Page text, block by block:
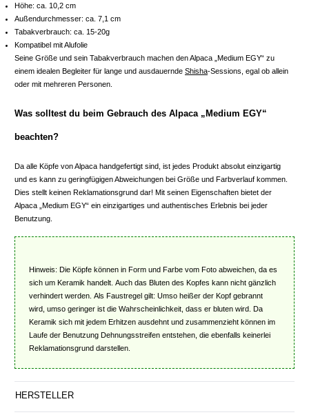
Höhe: ca. 10,2 cm
Außendurchmesser: ca. 7,1 cm
Tabakverbrauch: ca. 15-20g
Kompatibel mit Alufolie
Seine Größe und sein Tabakverbrauch machen den Alpaca „Medium EGY“ zu
einem idealen Begleiter für lange und ausdauernde Shisha-Sessions, egal ob allein
oder mit mehreren Personen.
Was solltest du beim Gebrauch des Alpaca „Medium EGY“
beachten?
Da alle Köpfe von Alpaca handgefertigt sind, ist jedes Produkt absolut einzigartig
und es kann zu geringfügigen Abweichungen bei Größe und Farbverlauf kommen.
Dies stellt keinen Reklamationsgrund dar! Mit seinen Eigenschaften bietet der
Alpaca „Medium EGY“ ein einzigartiges und authentisches Erlebnis bei jeder
Benutzung.
Hinweis: Die Köpfe können in Form und Farbe vom Foto abweichen, da es
sich um Keramik handelt. Auch das Bluten des Kopfes kann nicht gänzlich
verhindert werden. Als Faustregel gilt: Umso heißer der Kopf gebrannt
wird, umso geringer ist die Wahrscheinlichkeit, dass er bluten wird. Da
Keramik sich mit jedem Erhitzen ausdehnt und zusammenzieht können im
Laufe der Benutzung Dehnungsstreifen entstehen, die ebenfalls keinerlei
Reklamationsgrund darstellen.
HERSTELLER